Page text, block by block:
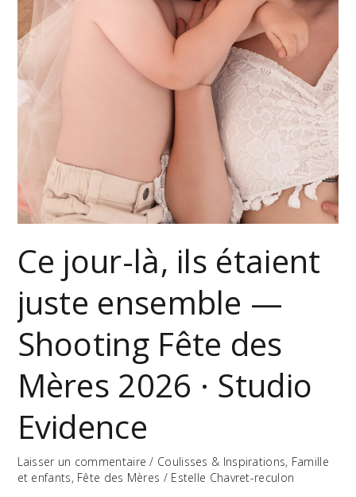
Ce jour-là, ils étaient
juste ensemble —
Shooting Fête des
Mères 2026 · Studio
Evidence
Laisser un commentaire / Coulisses & Inspirations, Famille
et enfants, Fête des Mères / Estelle Chavret-reculon